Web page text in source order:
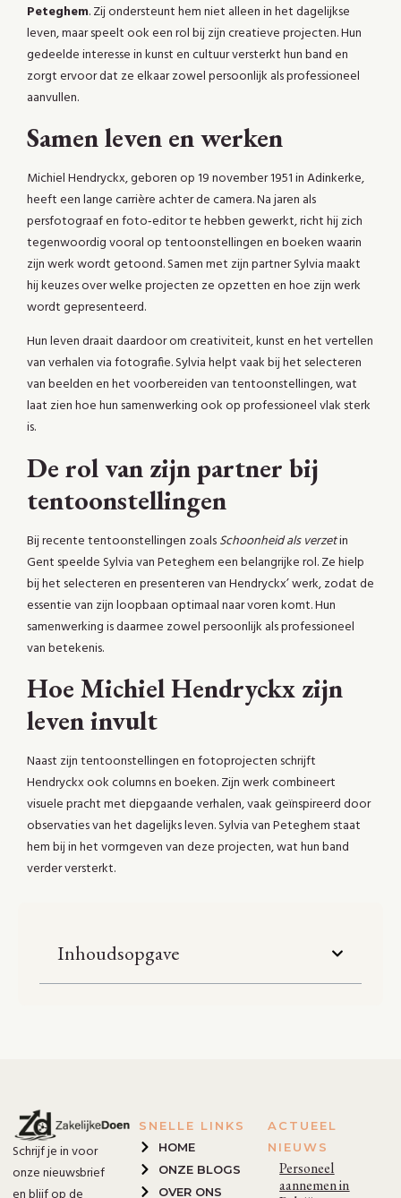
Peteghem. Zij ondersteunt hem niet alleen in het dagelijkse
leven, maar speelt ook een rol bij zijn creatieve projecten. Hun
gedeelde interesse in kunst en cultuur versterkt hun band en
zorgt ervoor dat ze elkaar zowel persoonlijk als professioneel
aanvullen.
Samen leven en werken
Michiel Hendryckx, geboren op 19 november 1951 in Adinkerke,
heeft een lange carrière achter de camera. Na jaren als
persfotograaf en foto‑editor te hebben gewerkt, richt hij zich
tegenwoordig vooral op tentoonstellingen en boeken waarin
zijn werk wordt getoond. Samen met zijn partner Sylvia maakt
hij keuzes over welke projecten ze opzetten en hoe zijn werk
wordt gepresenteerd.
Hun leven draait daardoor om creativiteit, kunst en het vertellen
van verhalen via fotografie. Sylvia helpt vaak bij het selecteren
van beelden en het voorbereiden van tentoonstellingen, wat
laat zien hoe hun samenwerking ook op professioneel vlak sterk
is.
De rol van zijn partner bij
tentoonstellingen
Bij recente tentoonstellingen zoalsSchoonheid als verzetin
Gent speelde Sylvia van Peteghem een belangrijke rol. Ze hielp
bij het selecteren en presenteren van Hendryckx’ werk, zodat de
essentie van zijn loopbaan optimaal naar voren komt. Hun
samenwerking is daarmee zowel persoonlijk als professioneel
van betekenis.
Hoe Michiel Hendryckx zijn
leven invult
Naast zijn tentoonstellingen en fotoprojecten schrijft
Hendryckx ook columns en boeken. Zijn werk combineert
visuele pracht met diepgaande verhalen, vaak geïnspireerd door
observaties van het dagelijks leven. Sylvia van Peteghem staat
hem bij in het vormgeven van deze projecten, wat hun band
verder versterkt.
Inhoudsopgave
Schrijf je in voor
onze nieuwsbrief
SNELLE LINKS
HOME
ONZE BLOGS
OVER ONS
ACTUEEL
NIEUWS
Personeel
aannemen in